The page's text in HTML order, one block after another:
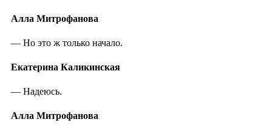
Алла Митрофанова
— Но это ж только начало.
Екатерина Каликинская
— Надеюсь.
Алла Митрофанова